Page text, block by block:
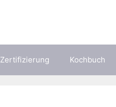
Zertifizierung Kochbuch